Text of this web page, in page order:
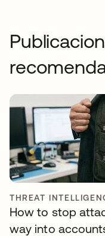
THREAT
How to stop
way into